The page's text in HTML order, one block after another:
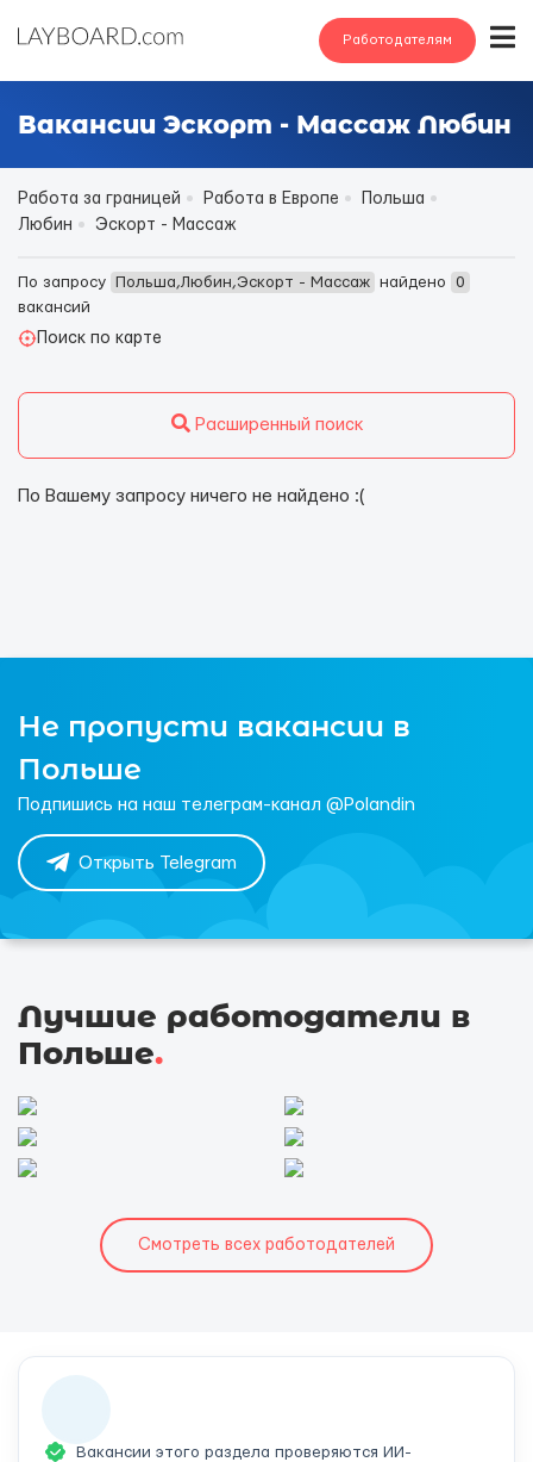
Работодателям
Вакансии Эскорт - Массаж Любин
Работа за границей Работа в Европе
Польша
Любин
Эскорт - Массаж
По запросу Польша,Любин,Эскорт - Массаж найдено
0
вакансий
Поиск по карте
Расширенный поиск
По Вашему запросу ничего не найдено :(
Не пропусти вакансии в
Польше
Подпишись на наш телеграм-канал @Polandin
Открыть Telegram
Лучшие работодатели в
Польше.
Смотреть всех работодателей
Вакансии этого раздела проверяются ИИ-